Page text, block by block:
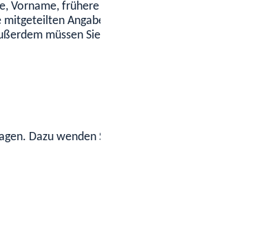
frühere Anschrift/en und
Angaben über den Famliennamen,
müssen Sie erklären, dass Sie die Daten
Dazu wenden Sie sich an die Gemeinde oder